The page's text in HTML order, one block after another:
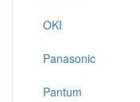
OKI
Panasonic
Pantum